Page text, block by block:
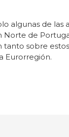
algunas de
Norte de
tanto sobre
Eurorregión.